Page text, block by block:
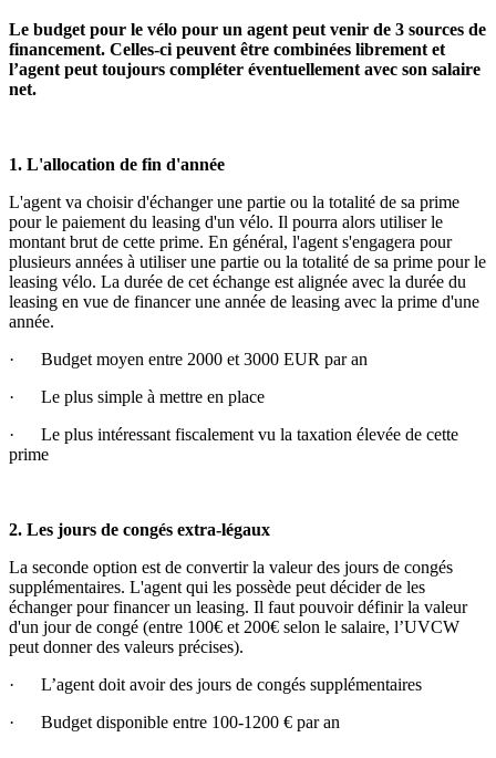
Le budget pour le vélo pour un agent peut venir de 3 sources de
financement. Celles-ci peuvent être combinées librement et
l’agent peut toujours compléter éventuellement avec son salaire
net.
1. L'allocation de fin d'année
L'agent va choisir d'échanger une partie ou la totalité de sa prime
pour le paiement du leasing d'un vélo. Il pourra alors utiliser le
montant brut de cette prime. En général, l'agent s'engagera pour
plusieurs années à utiliser une partie ou la totalité de sa prime pour le
leasing vélo. La durée de cet échange est alignée avec la durée du
leasing en vue de financer une année de leasing avec la prime d'une
année.
· Budget moyen entre 2000 et 3000 EUR par an
· Le plus simple à mettre en place
· Le plus intéressant fiscalement vu la taxation élevée de cette
prime
2. Les jours de congés extra-légaux
La seconde option est de convertir la valeur des jours de congés
supplémentaires. L'agent qui les possède peut décider de les
échanger pour financer un leasing. Il faut pouvoir définir la valeur
d'un jour de congé (entre 100€ et 200€ selon le salaire, l’UVCW
peut donner des valeurs précises).
· L’agent doit avoir des jours de congés supplémentaires
· Budget disponible entre 100-1200 € par an